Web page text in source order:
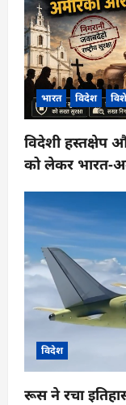
भारत विदेश
विदेशी हस्तक्षेप
को लेकर भारत-
विदेश
रूस ने रचा